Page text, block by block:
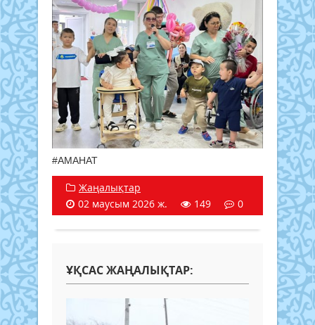
#АМАНАТ
Жаңалықтар
02 маусым 2026 ж.
149 0
ҰҚСАС ЖАҢАЛЫҚТАР: